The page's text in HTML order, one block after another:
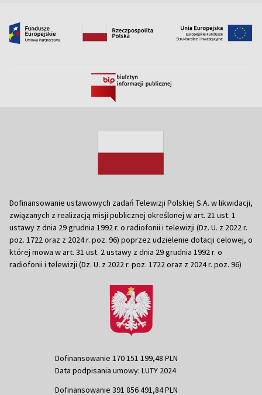
Dofinansowanie ustawowych zadań Telewizji Polskiej S.A. w likwidacji,
związanych z realizacją misji publicznej określonej w art. 21 ust. 1
ustawy z dnia 29 grudnia 1992 r. o radiofonii i telewizji (Dz. U. z 2022 r.
poz. 1722 oraz z 2024 r. poz. 96) poprzez udzielenie dotacji celowej, o
której mowa w art. 31 ust. 2 ustawy z dnia 29 grudnia 1992 r. o
radiofonii i telewizji (Dz. U. z 2022 r. poz. 1722 oraz z 2024 r. poz. 96)
Dofinansowanie 170 151 199,48 PLN
Data podpisania umowy: LUTY 2024
Dofinansowanie 391 856 491,84 PLN